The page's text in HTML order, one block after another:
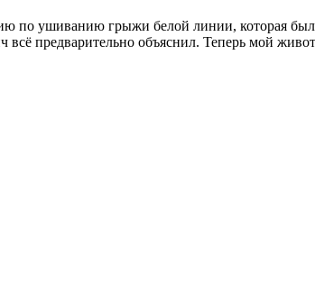
по ушиванию грыжи белой линии, которая
предварительно объяснил. Теперь мой